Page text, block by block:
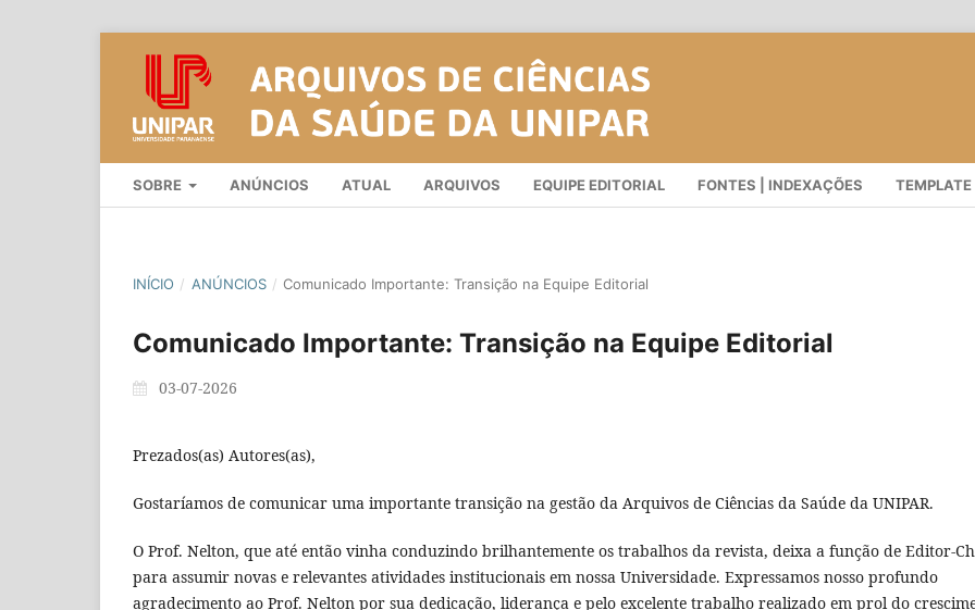
SOBRE ANÚNCIOS ATUAL ARQUIVOS EQUIPE EDITORIAL FONTES | INDEXAÇÕES TEMPLATE
INÍCIO / ANÚNCIOS / Comunicado Importante: Transição na Equipe Editorial
Comunicado Importante: Transição na Equipe Editorial
03-07-2026
Prezados(as) Autores(as),
Gostaríamos de comunicar uma importante transição na gestão da Arquivos de Ciências da Saúde da UNIPAR.
O Prof. Nelton, que até então vinha conduzindo brilhantemente os trabalhos da revista, deixa a função de Editor-
para assumir novas e relevantes atividades institucionais em nossa Universidade. Expressamos nosso profundo
agradecimento ao Prof. Nelton por sua dedicação, liderança e pelo excelente trabalho realizado em prol do